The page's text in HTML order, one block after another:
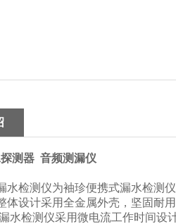
测器 音频测漏仪
水检测仪为袖珍便携式漏水检测
体设计采用全金属外壳，坚固耐用
水检测仪采用微电流工作时间设